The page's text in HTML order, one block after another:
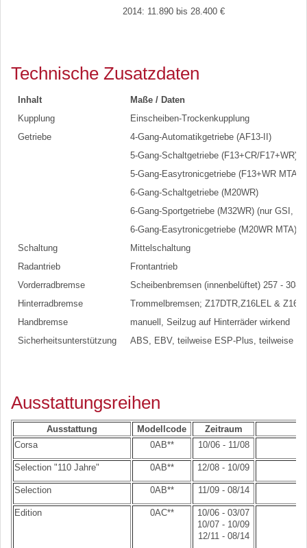
2014: 11.890 bis 28.400 €
Technische Zusatzdaten
Inhalt
Maße / Daten
Kupplung
Einscheiben-Trockenkupplung
Getriebe
4-Gang-Automatikgetriebe (AF13-II)
5-Gang-Schaltgetriebe (F13+CR/F17+WR)
5-Gang-Easytronicgetriebe (F13+WR MTA)
6-Gang-Schaltgetriebe (M20WR)
6-Gang-Sportgetriebe (M32WR) (nur GSI,
6-Gang-Easytronicgetriebe (M20WR MTA)
Schaltung
Mittelschaltung
Radantrieb
Frontantrieb
Vorderradbremse
Scheibenbremsen (innenbelüftet) 257 -
Hinterradbremse
Trommelbremsen; Z17DTR,Z16LEL &
Handbremse
manuell, Seilzug auf Hinterräder wirkend
Sicherheitsunterstützung
ABS, EBV, teilweise ESP-Plus, teilweise
Ausstattungsreihen
Ausstattung Modellcode
Zeitraum
Corsa
0AB** 10/06 - 11/08
Selection "110 Jahre" 0AB** 12/08 - 10/09
Selection 0AB** 11/09 - 08/14
Edition 0AC**
10/06 - 03/07
10/07 - 10/09
12/11 - 08/14